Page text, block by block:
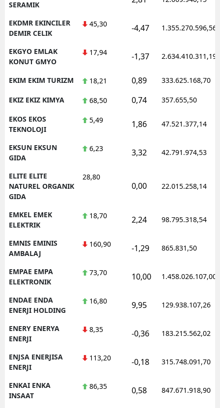
SERAMIK
EKDMR EKINCILER
DEMIR CELIK
45,30 -4,47 1.355.270.596,56
EKGYO EMLAK
KONUT GMYO
17,94 -1,37 2.634.410.311,19
EKIM EKIM TURIZM 18,21 0,89 333.625.168,70
EKIZ EKIZ KIMYA 68,50 0,74 357.655,50
EKOS EKOS
TEKNOLOJI
5,49 1,86 47.521.377,14
EKSUN EKSUN
GIDA
6,23 3,32 42.791.974,53
ELITE ELITE
NATUREL ORGANIK
GIDA
28,80
0,00 22.015.258,14
EMKEL EMEK
ELEKTRIK
18,70 2,24 98.795.318,54
EMNIS EMINIS
AMBALAJ
160,90 -1,29 865.831,50
EMPAE EMPA
ELEKTRONIK
73,70 10,00 1.458.026.107,00
ENDAE ENDA
ENERJI HOLDING
16,80 9,95 129.938.107,26
ENERY ENERYA
ENERJI
8,35 -0,36 183.215.562,02
ENJSA ENERJISA
ENERJI
113,20 -0,18 315.748.091,70
ENKAI ENKA
INSAAT
86,35 0,58 847.671.918,90